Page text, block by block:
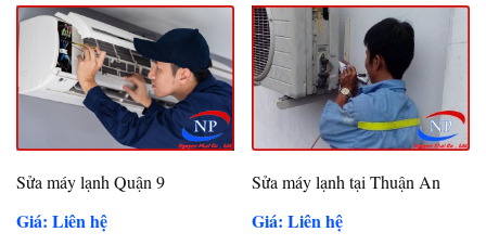
Sửa máy lạnh Quận 9
Giá: Liên hệ
Sửa máy lạnh tại Thuận An
Giá: Liên hệ